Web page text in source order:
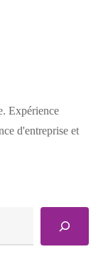
Expérience
d'entreprise et